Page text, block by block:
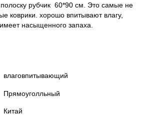
рубчик 60*90 см. Это самые не
коврики. хорошо впитывают влагу,
насыщенного запаха.
влаговпитывающий
Прямоуголльный
Китай